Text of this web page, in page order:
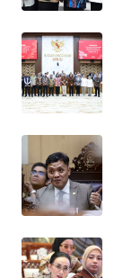
SPORT
WAHANA
UMKM
WAHANA
SELEB
WAHANA
PERSONA